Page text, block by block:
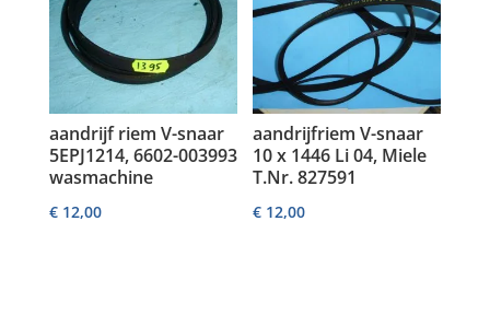
aandrijf riem V-snaar
5EPJ1214, 6602-003993
wasmachine
€12,00
aandrijfriem V-snaar
10 x 1446 Li 04, Miele
T.Nr. 827591
€ 12,00